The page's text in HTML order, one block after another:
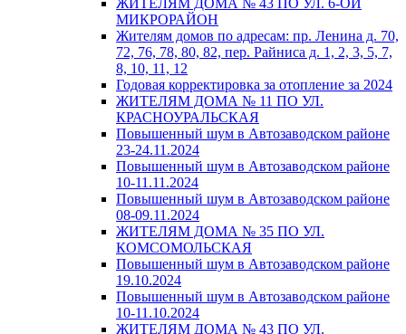
ЖИТЕЛЯМ ДОМА № 43 ПО УЛ. 6-ОЙ
МИКРОРАЙОН
Жителям домов по адресам: пр. Ленина д. 70,
72, 76, 78, 80, 82, пер. Райниса д. 1, 2, 3, 5, 7,
8, 10, 11, 12
Годовая корректировка за отопление за 2024
ЖИТЕЛЯМ ДОМА № 11 ПО УЛ.
КРАСНОУРАЛЬСКАЯ
Повышенный шум в Автозаводском районе
23-24.11.2024
Повышенный шум в Автозаводском районе
10-11.11.2024
Повышенный шум в Автозаводском районе
08-09.11.2024
ЖИТЕЛЯМ ДОМА № 35 ПО УЛ.
КОМСОМОЛЬСКАЯ
Повышенный шум в Автозаводском районе
19.10.2024
Повышенный шум в Автозаводском районе
10-11.10.2024
ЖИТЕЛЯМ ДОМА № 43 ПО УЛ.